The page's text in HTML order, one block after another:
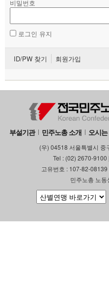
비밀번호
로그인 유지
ID/PW 찾기 회원가입
부설기관 민주노총 소개 오시
(우) 04518 서울특별시 중
Tel : (02) 2670-
고유번호 : 107-82-
민주노총 노
- 전국 노동상담소 안내
자료
부설기관